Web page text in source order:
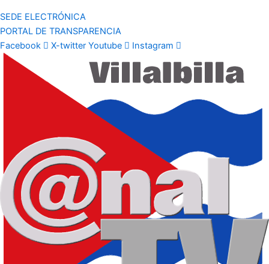
SEDE ELECTRÓNICA
PORTAL DE TRANSPARENCIA
Facebook
X-twitter Youtube Instagram